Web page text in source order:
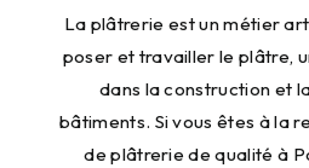
La plâtrerie est un métier
poser et travailler le plâtre,
dans la construction et
bâtiments. Si vous êtes à la
de plâtrerie de qualité à